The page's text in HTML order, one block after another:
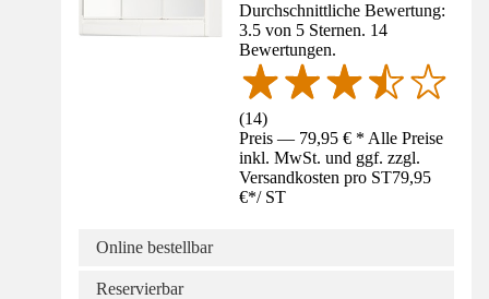
Durchschnittliche Bewertung:
3.5 von 5 Sternen. 14
Bewertungen.
(14)
Preis — 79,95 € * Alle Preise
inkl. MwSt. und ggf. zzgl.
Versandkosten pro ST79,95
€*/ ST
Online bestellbar
Reservierbar